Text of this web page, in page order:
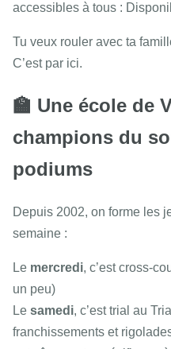
accessibles à tous :
Tu veux rouler avec ta
C’est par ici.
🏫 Une école de
champions du
podiums
Depuis 2002, on forme les
semaine :
Le mercredi, c’est cross-
un peu)
Le samedi, c’est trial au
franchissements et